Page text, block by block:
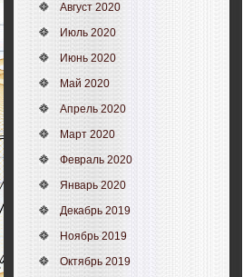
Август 2020
Июль 2020
Июнь 2020
Май 2020
Апрель 2020
Март 2020
Февраль 2020
Январь 2020
Декабрь 2019
Ноябрь 2019
Октябрь 2019